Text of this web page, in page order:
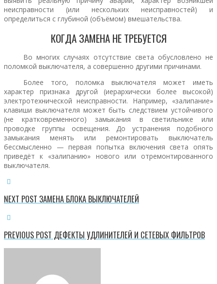
неисправности (или нескольких неисправностей) и
определиться с глубиной (объёмом) вмешательства.
КОГДА ЗАМЕНА НЕ ТРЕБУЕТСЯ
Во многих случаях отсутствие света обусловлено не
поломкой выключателя, а совершенно другими причинами.
Более того, поломка выключателя может иметь
характер признака другой (иерархически более высокой)
электротехнической неисправности. Например, «залипание»
клавиши выключателя может быть следствием устойчивого
(не кратковременного) замыкания в светильнике или
проводке группы освещения. До устранения подобного
замыкания менять или ремонтировать выключатель
бессмысленно — первая попытка включения света опять
приведёт к «залипанию» нового или отремонтированного
выключателя.
NEXT POST ЗАМЕНА БЛОКА ВЫКЛЮЧАТЕЛЕЙ
PREVIOUS POST ДЕФЕКТЫ УДЛИНИТЕЛЕЙ И СЕТЕВЫХ ФИЛЬТРОВ